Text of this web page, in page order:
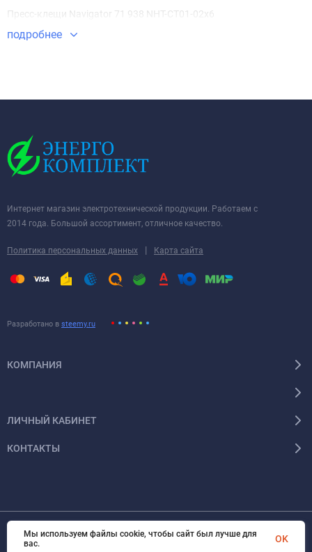
Пресс-клещи Navigator 71 938 NHT-CT01-02x6
подробнее
Интернет магазин электротехнической продукции. Работаем с
2014 года. Большой ассортимент, отличное качество.
Политика персональных данных | Карта сайта
Разработано в steemy.ru
КОМПАНИЯ
ЛИЧНЫЙ КАБИНЕТ
КОНТАКТЫ
© 2026 Энергокомплект Крым. Все права защищены
Мы используем файлы cookie, чтобы сайт был лучше для
вас.
OK